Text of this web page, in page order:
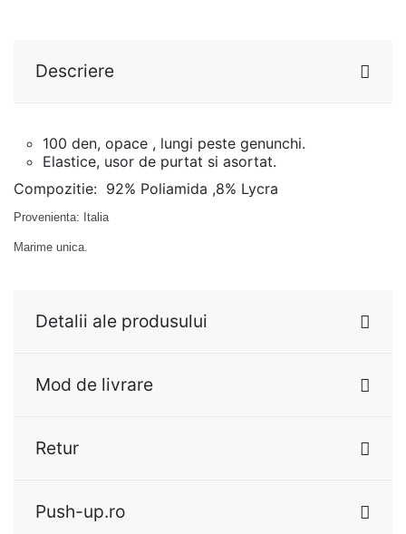
Descriere
100 den, opace , lungi peste genunchi.
Elastice, usor de purtat si asortat.
Compozitie: 92% Poliamida ,8% Lycra
Provenienta: Italia
Marime unica.
Detalii ale produsului
Mod de livrare
Retur
Push-up.ro